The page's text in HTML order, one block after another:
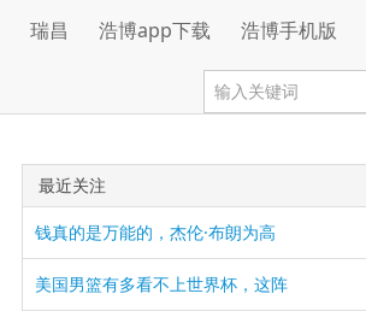
瑞昌 浩博app下载 浩博手机版
最近关注
钱真的是万能的，杰伦·布朗为高
美国男篮有多看不上世界杯，这阵